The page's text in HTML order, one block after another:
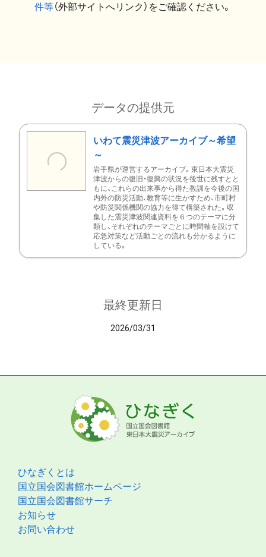
件等（外部サイトへリンク）をご確認ください。
データの提供元
いわて震災津波アーカイブ～希望
～
岩手県が運営するアーカイブ。東日本大震災
津波からの復旧・復興の状況を後世に残すとと
もに、これらの出来事から得た教訓を今後の国
内外の防災活動、教育等に生かすため、市町村
や防災関係機関の協力を得て構築された。収
集した震災津波関連資料を６つのテーマに分
類し、それぞれのテーマごとに時間軸を設けて
応急対策など活動ごとの流れも分かるように
している。
最終更新日
2026/03/31
ひなぎくとは
国立国会図書館ホームページ
国立国会図書館サーチ
お知らせ
お問い合わせ